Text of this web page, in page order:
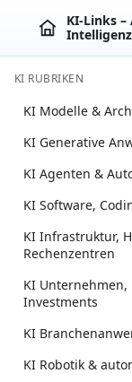
KI‑Links
Intelligenz
KI RUBRIKEN
KI Modelle &
KI Generative
KI Agenten &
KI Software,
KI Infrastruktur,
Rechenzentren
KI Unternehmen,
Investments
KI
KI Robotik &